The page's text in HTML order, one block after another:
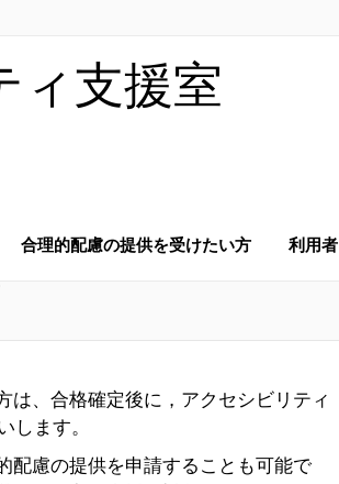
支援室
合理的配慮の提供を受けたい方 利用者
、合格確定後に，アクセシビリティ
します。
慮の提供を申請することも可能で